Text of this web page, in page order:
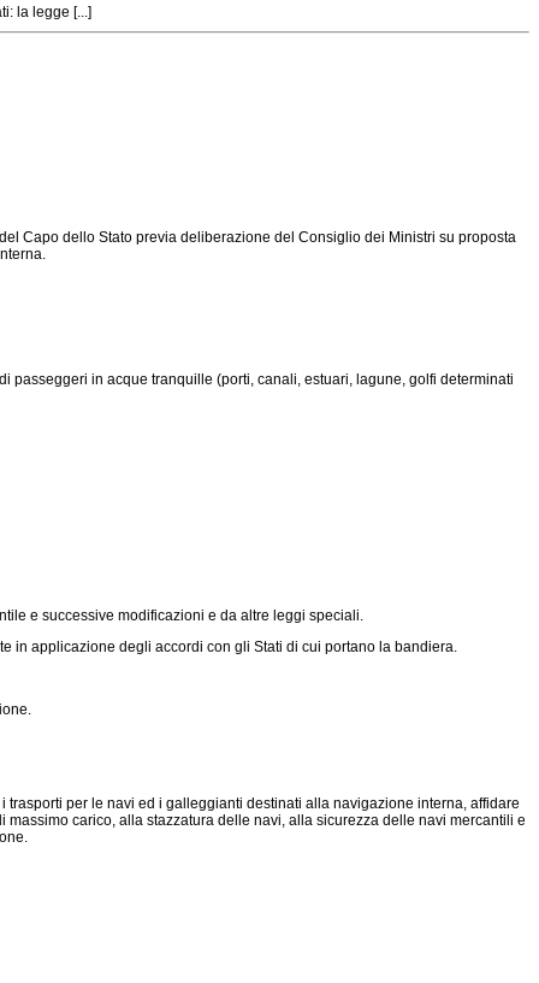
la legge [...]
Capo dello Stato previa deliberazione del Consiglio dei Ministri su proposta
in acque tranquille (porti, canali, estuari, lagune, golfi determinati
e successive modificazioni e da altre leggi speciali.
in applicazione degli accordi con gli Stati di cui portano la bandiera.
per le navi ed i galleggianti destinati alla navigazione interna, affidare
carico, alla stazzatura delle navi, alla sicurezza delle navi mercantili e